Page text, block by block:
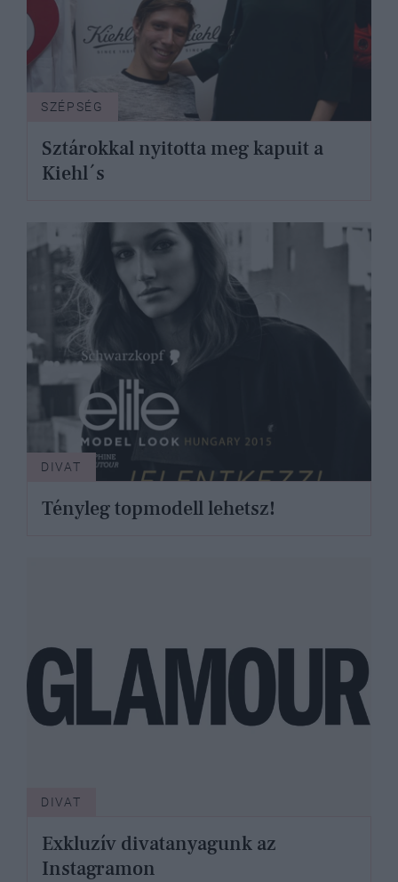
SZÉPSÉG
Sztárokkal nyitotta meg kapuit a
Kiehl´s
DIVAT
Tényleg topmodell lehetsz!
DIVAT
Exkluzív divatanyagunk az
Instagramon